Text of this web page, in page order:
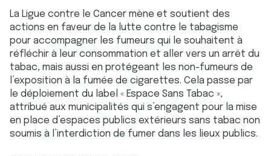
La Ligue contre le Cancer mène et soutient des
actions en faveur de la lutte contre le tabagisme
pour accompagner les fumeurs qui le souhaitent à
réfléchir à leur consommation et aller vers un arrêt du
tabac, mais aussi en protégeant les non-fumeurs de
l’exposition à la fumée de cigarettes. Cela passe par
le déploiement du label « Espace Sans Tabac »,
attribué aux municipalités qui s’engagent pour la mise
en place d’espaces publics extérieurs sans tabac non
soumis à l’interdiction de fumer dans les lieux publics.